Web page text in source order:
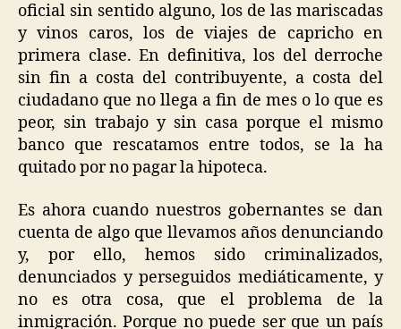
oficial sin sentido alguno, los de las mariscadas
y vinos caros, los de viajes de capricho en
primera clase. En definitiva, los del derroche
sin fin a costa del contribuyente, a costa del
ciudadano que no llega a fin de mes o lo que es
peor, sin trabajo y sin casa porque el mismo
banco que rescatamos entre todos, se la ha
quitado por no pagar la hipoteca.
Es ahora cuando nuestros gobernantes se dan
cuenta de algo que llevamos años denunciando
y, por ello, hemos sido criminalizados,
denunciados y perseguidos mediáticamente, y
no es otra cosa, que el problema de la
inmigración. Porque no puede ser que un país